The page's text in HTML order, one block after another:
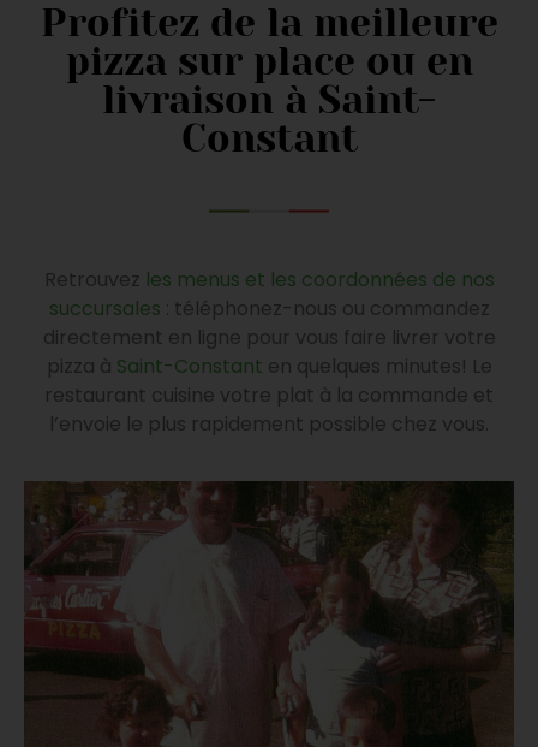
Profitez de la meilleure
pizza sur place ou en
livraison à Saint-
Constant
Retrouvez les menus et les coordonnées de nos
succursales : téléphonez-nous ou commandez
directement en ligne pour vous faire livrer votre
pizza à Saint-Constant en quelques minutes! Le
restaurant cuisine votre plat à la commande et
l’envoie le plus rapidement possible chez vous.